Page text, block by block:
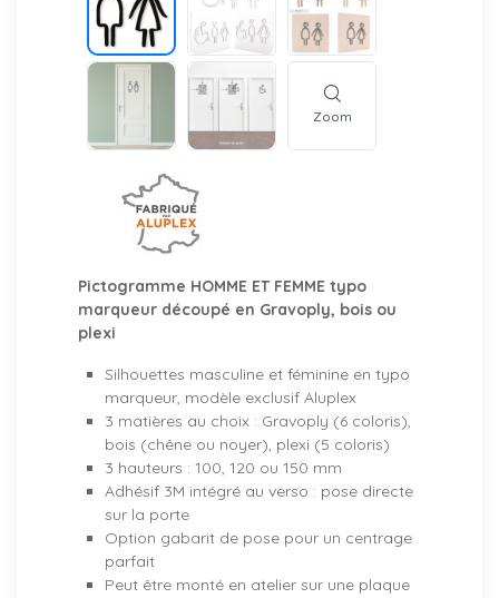
Zoom
Pictogramme HOMME ET FEMME typo
marqueur découpé en Gravoply, bois ou
plexi
Silhouettes masculine et féminine en typo
marqueur, modèle exclusif Aluplex
3 matières au choix : Gravoply (6 coloris),
bois (chêne ou noyer), plexi (5 coloris)
3 hauteurs : 100, 120 ou 150 mm
Adhésif 3M intégré au verso : pose directe
sur la porte
Option gabarit de pose pour un centrage
parfait
Peut être monté en atelier sur une plaque